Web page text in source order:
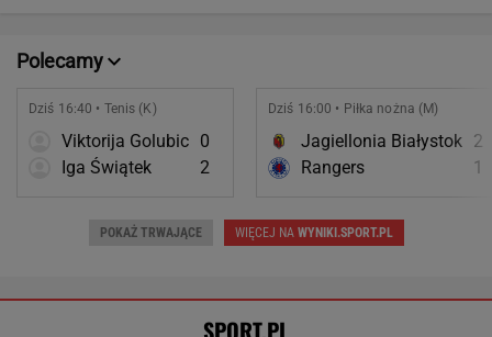
Polecamy
Dziś 16:40 • Tenis (K)
Viktorija Golubic 0
Iga Świątek
2
Dziś 16:00 • Piłka nożna (M)
Jagiellonia Białystok 2
Rangers
1
POKAŻ TRWAJĄCE WIĘCEJ NA WYNIKI.SPORT.PL
SPORT.PL